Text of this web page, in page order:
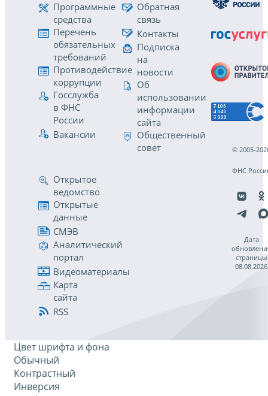
Программные
средства
Перечень
обязательных
требований
Противодействие
коррупции
Госслужба
в ФНС
России
Вакансии
Обратная
связь
Контакты
Подписка
на
новости
Об
использовании
информации
сайта
Общественный
совет
Открытое
ведомство
Открытые
данные
СМЭВ
Аналитический
портал
Видеоматериалы
Карта
сайта
RSS
© 2005-
ФНС
Дата
страницы
08.08.2026
Цвет шрифта и фона
Обычный
Контрастный
Инверсия